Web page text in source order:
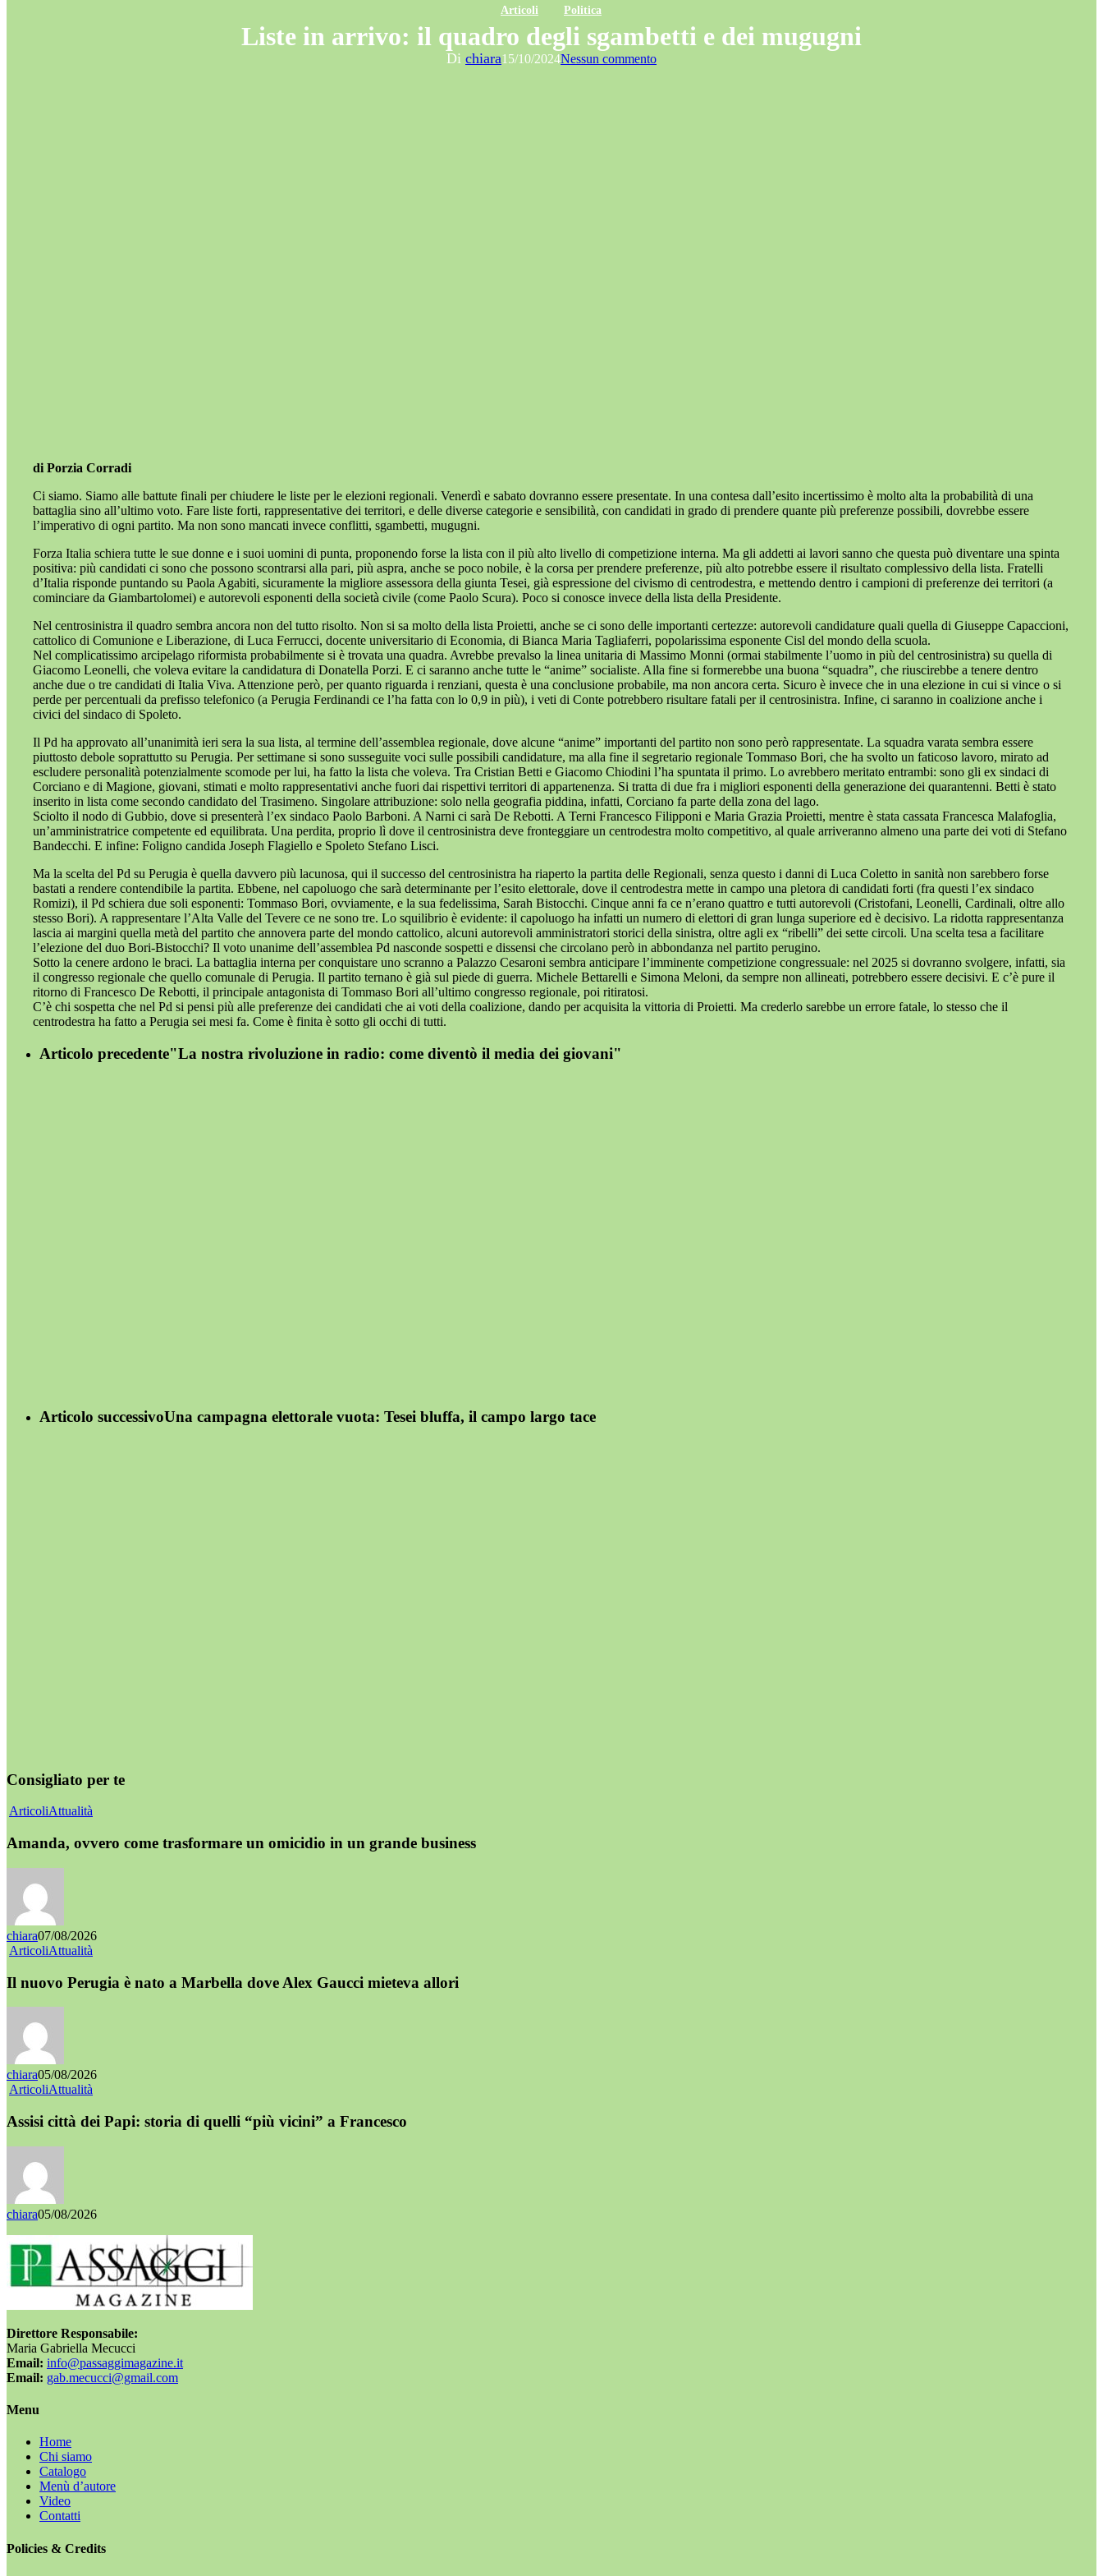
Articoli Politica
Liste in arrivo: il quadro degli sgambetti e dei mugugni
Di chiara15/10/2024Nessun commento
di Porzia Corradi
Ci siamo. Siamo alle battute finali per chiudere le liste per le elezioni regionali. Venerdì e sabato dovranno essere presentate. In una contesa dall’esito incertissimo è molto alta la probabilità di una
battaglia sino all’ultimo voto. Fare liste forti, rappresentative dei territori, e delle diverse categorie e sensibilità, con candidati in grado di prendere quante più preferenze possibili, dovrebbe essere
l’imperativo di ogni partito. Ma non sono mancati invece conflitti, sgambetti, mugugni.
Forza Italia schiera tutte le sue donne e i suoi uomini di punta, proponendo forse la lista con il più alto livello di competizione interna. Ma gli addetti ai lavori sanno che questa può diventare una spinta
positiva: più candidati ci sono che possono scontrarsi alla pari, più aspra, anche se poco nobile, è la corsa per prendere preferenze, più alto potrebbe essere il risultato complessivo della lista. Fratelli
d’Italia risponde puntando su Paola Agabiti, sicuramente la migliore assessora della giunta Tesei, già espressione del civismo di centrodestra, e mettendo dentro i campioni di preferenze dei territori (a
cominciare da Giambartolomei) e autorevoli esponenti della società civile (come Paolo Scura). Poco si conosce invece della lista della Presidente.
Nel centrosinistra il quadro sembra ancora non del tutto risolto. Non si sa molto della lista Proietti, anche se ci sono delle importanti certezze: autorevoli candidature quali quella di Giuseppe Capaccioni,
cattolico di Comunione e Liberazione, di Luca Ferrucci, docente universitario di Economia, di Bianca Maria Tagliaferri, popolarissima esponente Cisl del mondo della scuola.
Nel complicatissimo arcipelago riformista probabilmente si è trovata una quadra. Avrebbe prevalso la linea unitaria di Massimo Monni (ormai stabilmente l’uomo in più del centrosinistra) su quella di
Giacomo Leonelli, che voleva evitare la candidatura di Donatella Porzi. E ci saranno anche tutte le “anime” socialiste. Alla fine si formerebbe una buona “squadra”, che riuscirebbe a tenere dentro
anche due o tre candidati di Italia Viva. Attenzione però, per quanto riguarda i renziani, questa è una conclusione probabile, ma non ancora certa. Sicuro è invece che in una elezione in cui si vince o si
perde per percentuali da prefisso telefonico (a Perugia Ferdinandi ce l’ha fatta con lo 0,9 in più), i veti di Conte potrebbero risultare fatali per il centrosinistra. Infine, ci saranno in coalizione anche i
civici del sindaco di Spoleto.
Il Pd ha approvato all’unanimità ieri sera la sua lista, al termine dell’assemblea regionale, dove alcune “anime” importanti del partito non sono però rappresentate. La squadra varata sembra essere
piuttosto debole soprattutto su Perugia. Per settimane si sono susseguite voci sulle possibili candidature, ma alla fine il segretario regionale Tommaso Bori, che ha svolto un faticoso lavoro, mirato ad
escludere personalità potenzialmente scomode per lui, ha fatto la lista che voleva. Tra Cristian Betti e Giacomo Chiodini l’ha spuntata il primo. Lo avrebbero meritato entrambi: sono gli ex sindaci di
Corciano e di Magione, giovani, stimati e molto rappresentativi anche fuori dai rispettivi territori di appartenenza. Si tratta di due fra i migliori esponenti della generazione dei quarantenni. Betti è stato
inserito in lista come secondo candidato del Trasimeno. Singolare attribuzione: solo nella geografia piddina, infatti, Corciano fa parte della zona del lago.
Sciolto il nodo di Gubbio, dove si presenterà l’ex sindaco Paolo Barboni. A Narni ci sarà De Rebotti. A Terni Francesco Filipponi e Maria Grazia Proietti, mentre è stata cassata Francesca Malafoglia,
un’amministratrice competente ed equilibrata. Una perdita, proprio lì dove il centrosinistra deve fronteggiare un centrodestra molto competitivo, al quale arriveranno almeno una parte dei voti di Stefano
Bandecchi. E infine: Foligno candida Joseph Flagiello e Spoleto Stefano Lisci.
Ma la scelta del Pd su Perugia è quella davvero più lacunosa, qui il successo del centrosinistra ha riaperto la partita delle Regionali, senza questo i danni di Luca Coletto in sanità non sarebbero forse
bastati a rendere contendibile la partita. Ebbene, nel capoluogo che sarà determinante per l’esito elettorale, dove il centrodestra mette in campo una pletora di candidati forti (fra questi l’ex sindaco
Romizi), il Pd schiera due soli esponenti: Tommaso Bori, ovviamente, e la sua fedelissima, Sarah Bistocchi. Cinque anni fa ce n’erano quattro e tutti autorevoli (Cristofani, Leonelli, Cardinali, oltre allo
stesso Bori). A rappresentare l’Alta Valle del Tevere ce ne sono tre. Lo squilibrio è evidente: il capoluogo ha infatti un numero di elettori di gran lunga superiore ed è decisivo. La ridotta rappresentanza
lascia ai margini quella metà del partito che annovera parte del mondo cattolico, alcuni autorevoli amministratori storici della sinistra, oltre agli ex “ribelli” dei sette circoli. Una scelta tesa a facilitare
l’elezione del duo Bori-Bistocchi? Il voto unanime dell’assemblea Pd nasconde sospetti e dissensi che circolano però in abbondanza nel partito perugino.
Sotto la cenere ardono le braci. La battaglia interna per conquistare uno scranno a Palazzo Cesaroni sembra anticipare l’imminente competizione congressuale: nel 2025 si dovranno svolgere, infatti, sia
il congresso regionale che quello comunale di Perugia. Il partito ternano è già sul piede di guerra. Michele Bettarelli e Simona Meloni, da sempre non allineati, potrebbero essere decisivi. E c’è pure il
ritorno di Francesco De Rebotti, il principale antagonista di Tommaso Bori all’ultimo congresso regionale, poi ritiratosi.
C’è chi sospetta che nel Pd si pensi più alle preferenze dei candidati che ai voti della coalizione, dando per acquisita la vittoria di Proietti. Ma crederlo sarebbe un errore fatale, lo stesso che il
centrodestra ha fatto a Perugia sei mesi fa. Come è finita è sotto gli occhi di tutti.
Articolo precedente"La nostra rivoluzione in radio: come diventò il media dei giovani"
Articolo successivoUna campagna elettorale vuota: Tesei bluffa, il campo largo tace
Consigliato per te
ArticoliAttualità
Amanda, ovvero come trasformare un omicidio in un grande business
chiara07/08/2026
ArticoliAttualità
Il nuovo Perugia è nato a Marbella dove Alex Gaucci mieteva allori
chiara05/08/2026
ArticoliAttualità
Assisi città dei Papi: storia di quelli “più vicini” a Francesco
chiara05/08/2026
Direttore Responsabile:
Maria Gabriella Mecucci
Email: info@passaggimagazine.it
Email: gab.mecucci@gmail.com
Menu
Home
Chi siamo
Catalogo
Menù d’autore
Video
Contatti
Policies & Credits